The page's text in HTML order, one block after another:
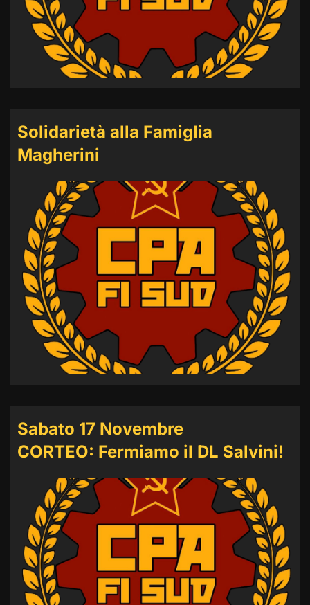
Solidarietà alla Famiglia
Magherini
Sabato 17 Novembre
CORTEO: Fermiamo il DL Salvini!